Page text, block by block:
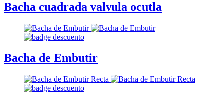
Bacha cuadrada valvula ocutla
Bacha de Embutir